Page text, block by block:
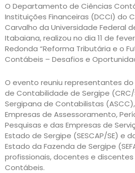
O Departamento de Ciências
Instituições Financeiras (DCCI) do
Carvalho da Universidade Federal
Itabaiana, realizou no dia 11 de
Redonda “Reforma Tributária e o
Contábeis – Desafios e
O evento reuniu representantes do
de Contabilidade de Sergipe
Sergipana de Contabilistas
Empresas de Assessoramento,
Pesquisas e das Empresas de
Estado de Sergipe (SESCAP/SE) e
Estado da Fazenda de Sergipe
profissionais, docentes e
Contábeis.